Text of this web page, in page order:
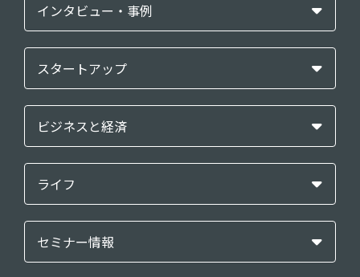
インタビュー・事例
スタートアップ
ビジネスと経済
ライフ
セミナー情報